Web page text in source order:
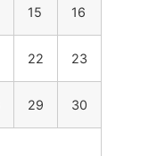
15 16
22 23
29 30